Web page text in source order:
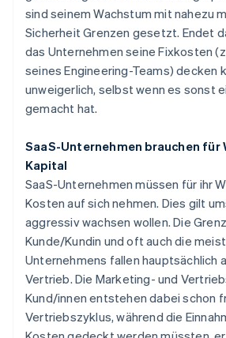
sind seinem Wachstum mit nahezu
Sicherheit Grenzen gesetzt. Endet
das Unternehmen seine Fixkosten
seines Engineering-Teams) decken
unweigerlich, selbst wenn es sonst
gemacht hat.
SaaS-Unternehmen brauchen für
Kapital
SaaS-Unternehmen müssen für ihr
Kosten auf sich nehmen. Dies gilt
aggressiv wachsen wollen. Die
Kunde/Kundin und oft auch die
Unternehmens fallen hauptsächlich
Vertrieb. Die Marketing- und
Kund/innen entstehen dabei schon
Vertriebszyklus, während die